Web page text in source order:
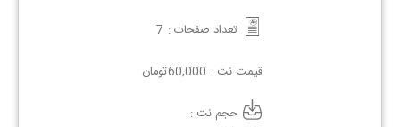
تعداد صفحات : 7
قیمت نت : 60,000تومان
حجم نت :